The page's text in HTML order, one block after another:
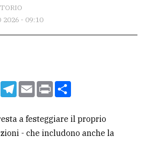
2026 - 09:10
WhatsApp
Telegram
EmailPrint
a festeggiare il proprio
- che includono anche la